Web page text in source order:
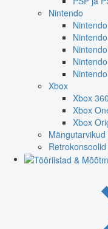
Nintendo
Xbox
Xbox 360
Xbox
Xbox
Mängutarvikud
Retrokonsoolid